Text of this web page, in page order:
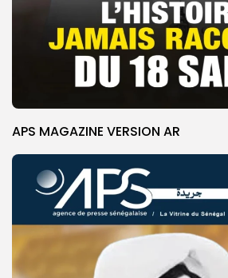
APS MAGAZINE VERSION AR